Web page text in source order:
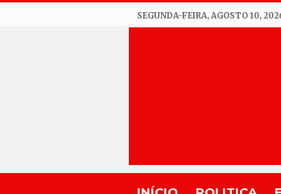
SEGUNDA-FEIRA, AGOSTO 10,